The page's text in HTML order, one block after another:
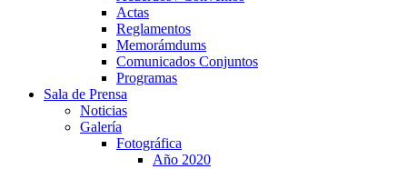
Actas
Reglamentos
Memorámdums
Comunicados Conjuntos
Programas
Sala de Prensa
Noticias
Galería
Fotográfica
Año 2020